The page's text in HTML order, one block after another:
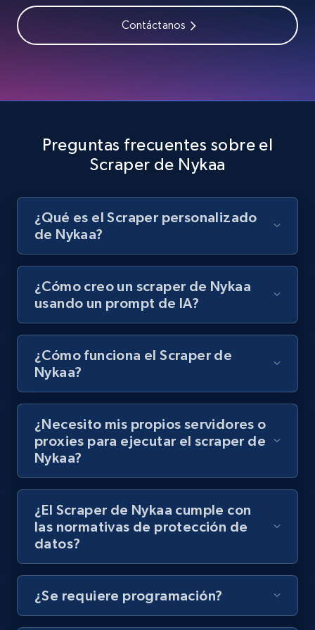
filters
Video length, Likes, Views, and more.
716+ Prueba gratuita
Youtube - Videos posts - Collect YouTube
URL, Title, Youtuber, Youtuber md5, Video url,
Video length, Likes, Views, and more.
8.1K+ 716+ Prueba gratuita
Youtube - Videos posts - Discovery records
by Explore page URL
URL, Title, Youtuber, Youtuber md5, Video url,
Video length, Likes, Views, and more.
Youtube - Videos posts - Discovery videos
URL, Title, Youtuber, Youtuber md5, Video url,
Contáctanos
Preguntas frecuentes sobre el
Scraper de Nykaa
¿Qué es el Scraper personalizado
de Nykaa?
¿Cómo creo un scraper de Nykaa
usando un prompt de IA?
¿Cómo funciona el Scraper de
Nykaa?
¿Necesito mis propios servidores o
proxies para ejecutar el scraper de
Nykaa?
¿El Scraper de Nykaa cumple con
las normativas de protección de
datos?
¿Se requiere programación?